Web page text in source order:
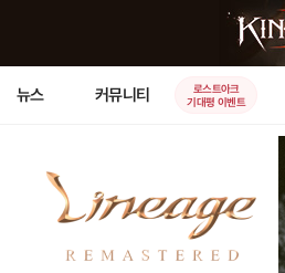
뉴스 커뮤니티
로스트아크
기대평 이벤트